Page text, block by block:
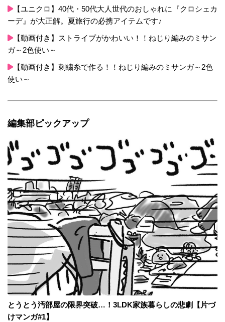
【ユニクロ】40代・50代大人世代のおしゃれに『クロシェカ
ーデ』が大正解。夏旅行の必携アイテムです♪
【動画付き】ストライプがかわいい！！ねじり編みのミサン
ガ～2色使い～
【動画付き】刺繍糸で作る！！ねじり編みのミサンガ～2色
使い～
編集部ピックアップ
とうとう汚部屋の限界突破…！3LDK家族暮らしの悲劇【片づ
けマンガ#1】